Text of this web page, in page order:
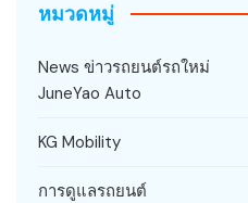
หมวดหมู่
News ข่าวรถยนต์รถใหม่
JuneYao Auto
KG Mobility
การดูแลรถยนต์